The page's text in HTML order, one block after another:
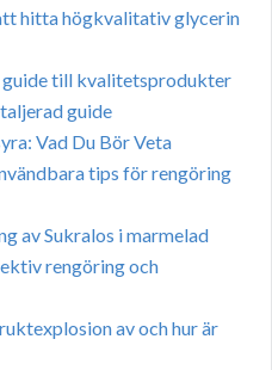
hitta högkvalitativ glycerin
guide till kvalitetsprodukter
guide
Vad Du Bör Veta
tips för rengöring
av Sukralos i marmelad
rengöring och
av och hur är